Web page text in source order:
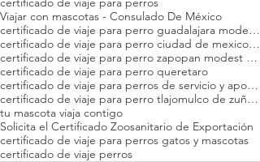
Viajar con mascotas - Consulado De México
certificado de viaje para perro guadalajara modest dog
certificado de viaje para perro ciudad de mexico modest dog
certificado de viaje para perro zapopan modest dog
certificado de viaje para perro queretaro
certificado de viaje para perros de servicio y apoyo emocional
certificado de viaje para perro tlajomulco de zuñiga
tu mascota viaja contigo
Solicita el Certificado Zoosanitario de Exportación
certificado de viaje para perros gatos y mascotas
certificado de viaje perros